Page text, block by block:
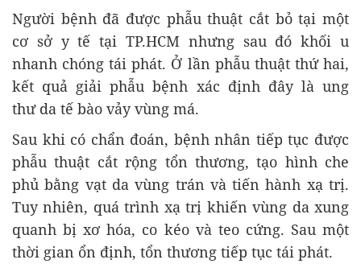
Người bệnh đã được phẫu thuật cắt bỏ tại một
cơ sở y tế tại TP.HCM nhưng sau đó khối u
nhanh chóng tái phát. Ở lần phẫu thuật thứ hai,
kết quả giải phẫu bệnh xác định đây là ung
thư da tế bào vảy vùng má.
Sau khi có chẩn đoán, bệnh nhân tiếp tục được
phẫu thuật cắt rộng tổn thương, tạo hình che
phủ bằng vạt da vùng trán và tiến hành xạ trị.
Tuy nhiên, quá trình xạ trị khiến vùng da xung
quanh bị xơ hóa, co kéo và teo cứng. Sau một
thời gian ổn định, tổn thương tiếp tục tái phát.